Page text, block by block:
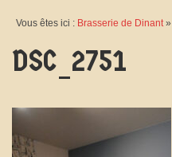
Vous êtes ici : Brasserie de Dinant»
DSC_2751